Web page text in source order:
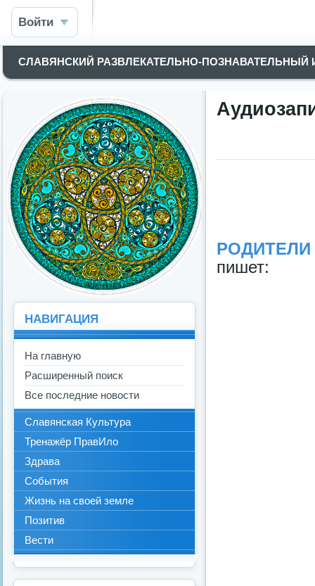
Войти
СЛАВЯНСКИЙ РАЗВЛЕКАТЕЛЬНО-
РОДИТЕЛИ
пишет:
НАВИГАЦИЯ
На главную
Расширенный поиск
Все последние новости
Славянская Культура
Тренажёр ПравИло
Здрава
События
Жизнь на своей земле
Позитив
Вести